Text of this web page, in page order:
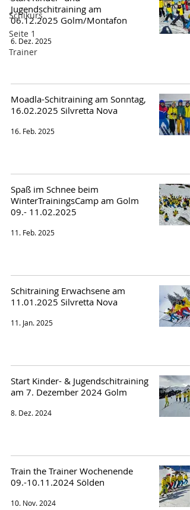
Schikurs
Seite 1
Trainer
Jugendschitraining am
06.12.2025 Golm/Montafon
6. Dez. 2025
Moadla-Schitraining am Sonntag,
16.02.2025 Silvretta Nova
16. Feb. 2025
Spaß im Schnee beim
WinterTrainingsCamp am Golm
09.- 11.02.2025
11. Feb. 2025
Schitraining Erwachsene am
11.01.2025 Silvretta Nova
11. Jan. 2025
Start Kinder- & Jugendschitraining
am 7. Dezember 2024 Golm
8. Dez. 2024
Train the Trainer Wochenende
09.-10.11.2024 Sölden
10. Nov. 2024